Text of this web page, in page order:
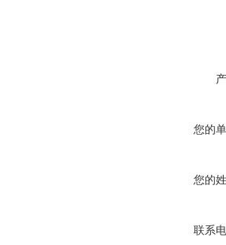
您的
您的
联系